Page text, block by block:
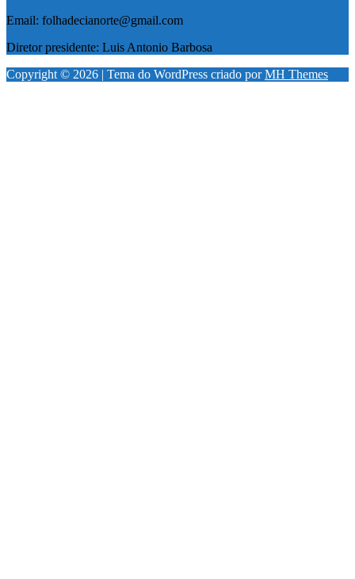
Email: folhadecianorte@gmail.com
Diretor presidente: Luis Antonio Barbosa
Copyright © 2026 | Tema do WordPress criado porMH Themes